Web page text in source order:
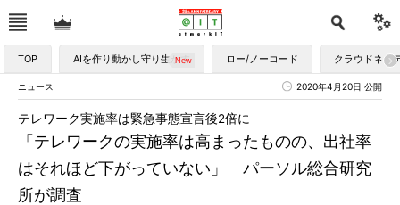
TOP AIを作り動かし守り生かす ロー/ノーコード クラウドネイ
ニュース 2020年4月20日 公開
「テレワークの実施率は高まったものの、出社率
はそれほど下がっていない」 パーソル総合研究
所が調査
テレワーク実施率は緊急事態宣言後2倍に